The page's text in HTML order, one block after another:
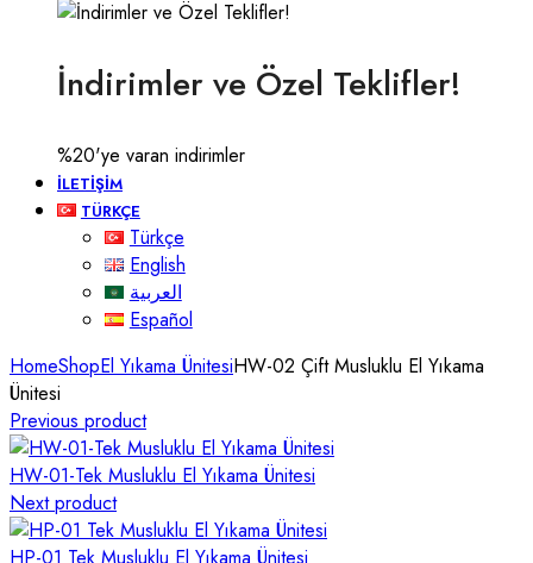
İndirimler ve Özel Teklifler!
%20'ye varan indirimler
İLETIŞIM
TÜRKÇE
Türkçe
English
العربية
Español
HomeShopEl Yıkama ÜnitesiHW-02 Çift Musluklu El Yıkama
Ünitesi
Previous product
HW-01-Tek Musluklu El Yıkama Ünitesi
Next product